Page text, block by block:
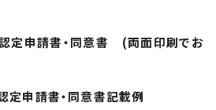
定申請書・同意書 (両面印刷でお
定申請書・同意書記載例